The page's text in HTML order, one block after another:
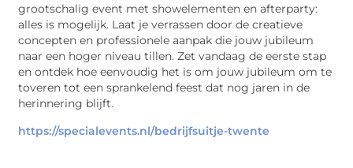
grootschalig event met showelementen en afterparty:
alles is mogelijk. Laat je verrassen door de creatieve
concepten en professionele aanpak die jouw jubileum
naar een hoger niveau tillen. Zet vandaag de eerste stap
en ontdek hoe eenvoudig het is om jouw jubileum om te
toveren tot een sprankelend feest dat nog jaren in de
herinnering blijft.
https://specialevents.nl/bedrijfsuitje-twente